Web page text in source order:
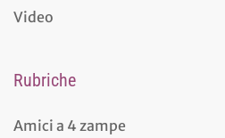
Video
Rubriche
Amici a 4 zampe